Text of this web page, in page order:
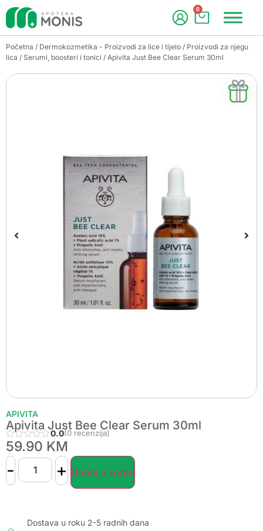
0
Početna / Dermokozmetika - Proizvodi za lice i tijelo / Proizvodi za njegu
lica / Serumi, boosteri i tonici / Apivita Just Bee Clear Serum 30ml
APIVITA
Apivita Just Bee Clear Serum 30ml
0.0(0 recenzija)
59.90 KM
- + Dodaj u korpu
Dostava u roku 2-5 radnih dana